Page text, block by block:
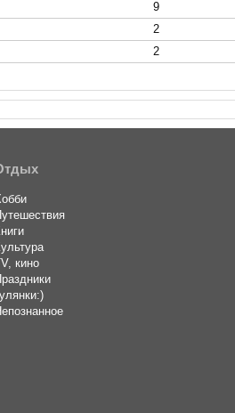
9
2
2
Путешествия
TV, кино
Праздники
Гулянки:)